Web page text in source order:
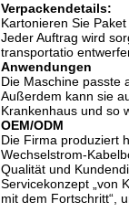
Verpackendetails:
Kartonieren Sie
Jeder Auftrag wird
transportatio
Anwendungen
Die Maschine passte
Außerdem kann sie
Krankenhaus und so
OEM/ODM
Die Firma produziert
Wechselstrom-
Qualität und
Servicekonzept „von
mit dem Fortschritt“,